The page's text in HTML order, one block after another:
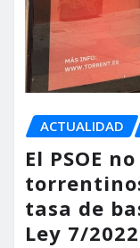
ACTUALIDAD
El PSOE
tasa de
Ley 7/